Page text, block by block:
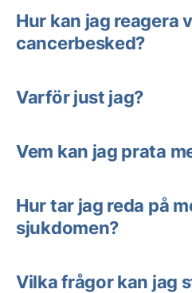
Hur kan jag reagera
cancerbesked?
Varför just jag?
Vem kan jag prata
Hur tar jag reda på
sjukdomen?
Vilka frågor kan jag